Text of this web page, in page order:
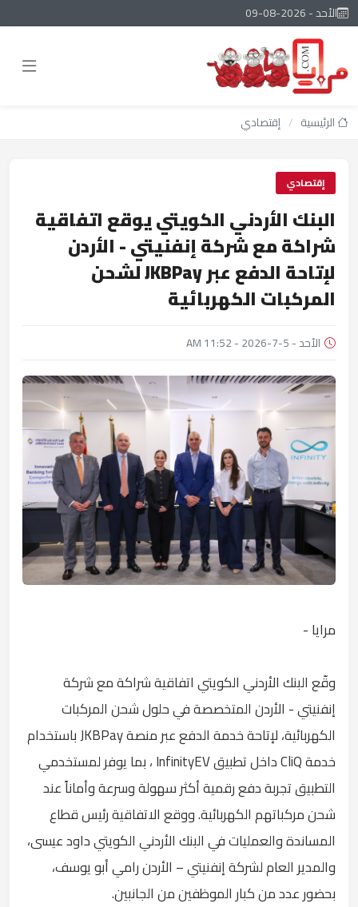
الأحد - 2026-08-09
الرئيسية / إقتصادي
إقتصادي
البنك الأردني الكويتي يوقع اتفاقية
شراكة مع شركة إنفنيتي - الأردن
لإتاحة الدفع عبر JKBPay لشحن
المركبات الكهربائية
الأحد - 5-7-2026 - 11:52 AM
مرايا -
وقّع البنك الأردني الكويتي اتفاقية شراكة مع شركة
إنفنيتي - الأردن المتخصصة في حلول شحن المركبات
الكهربائية، لإتاحة خدمة الدفع عبر منصة JKBPay باستخدام
خدمة CliQ داخل تطبيق InfinityEV ، بما يوفر لمستخدمي
التطبيق تجربة دفع رقمية أكثر سهولة وسرعة وأماناً عند
شحن مركباتهم الكهربائية. ووقع الاتفاقية رئيس قطاع
المساندة والعمليات في البنك الأردني الكويتي داود عيسى،
والمدير العام لشركة إنفنيتي – الأردن رامي أبو يوسف،
بحضور عدد من كبار الموظفين من الجانبين.